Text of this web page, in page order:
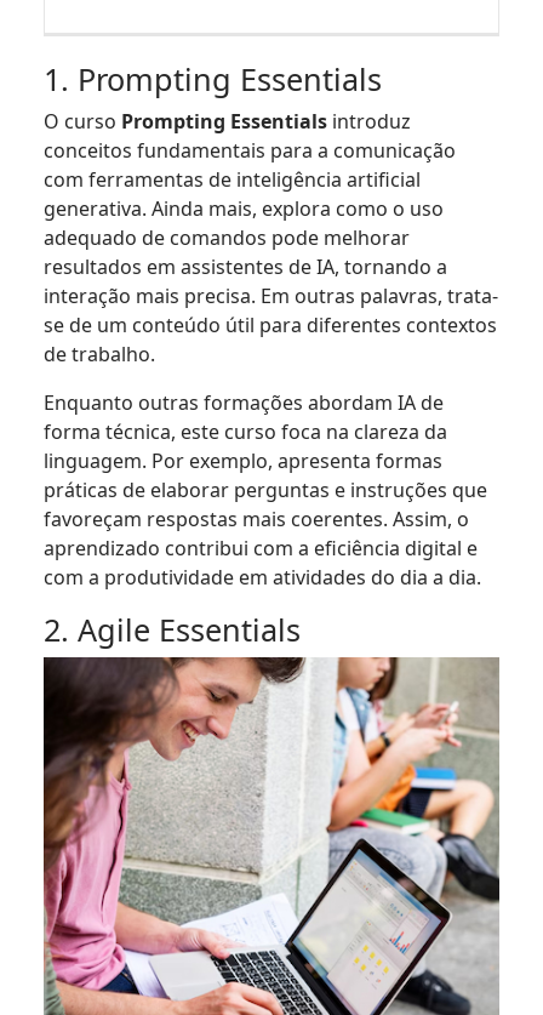
1. Prompting Essentials
O curso Prompting Essentials introduz
conceitos fundamentais para a comunicação
com ferramentas de inteligência artificial
generativa. Ainda mais, explora como o uso
adequado de comandos pode melhorar
resultados em assistentes de IA, tornando a
interação mais precisa. Em outras palavras, trata-
se de um conteúdo útil para diferentes contextos
de trabalho.
Enquanto outras formações abordam IA de
forma técnica, este curso foca na clareza da
linguagem. Por exemplo, apresenta formas
práticas de elaborar perguntas e instruções que
favoreçam respostas mais coerentes. Assim, o
aprendizado contribui com a eficiência digital e
com a produtividade em atividades do dia a dia.
2. Agile Essentials